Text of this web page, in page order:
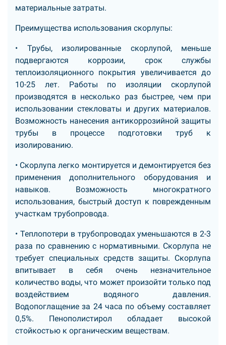
материальные затраты.
Преимущества использования скорлупы:
• Трубы, изолированные скорлупой, меньше
подвергаются коррозии, срок службы
теплоизоляционного покрытия увеличивается до
10-25 лет. Работы по изоляции скорлупой
производятся в несколько раз быстрее, чем при
использовании стекловаты и других материалов.
Возможность нанесения антикоррозийной защиты
трубы в процессе подготовки труб к
изолированию.
• Скорлупа легко монтируется и демонтируется без
применения дополнительного оборудования и
навыков. Возможность многократного
использования, быстрый доступ к поврежденным
участкам трубопровода.
• Теплопотери в трубопроводах уменьшаются в 2-3
раза по сравнению с нормативными. Скорлупа не
требует специальных средств защиты. Скорлупа
впитывает в себя очень незначительное
количество воды, что может произойти только под
воздействием водяного давления.
Водопоглащение за 24 часа по объему составляет
0,5%. Пенополистирол обладает высокой
стойкостью к органическим веществам.